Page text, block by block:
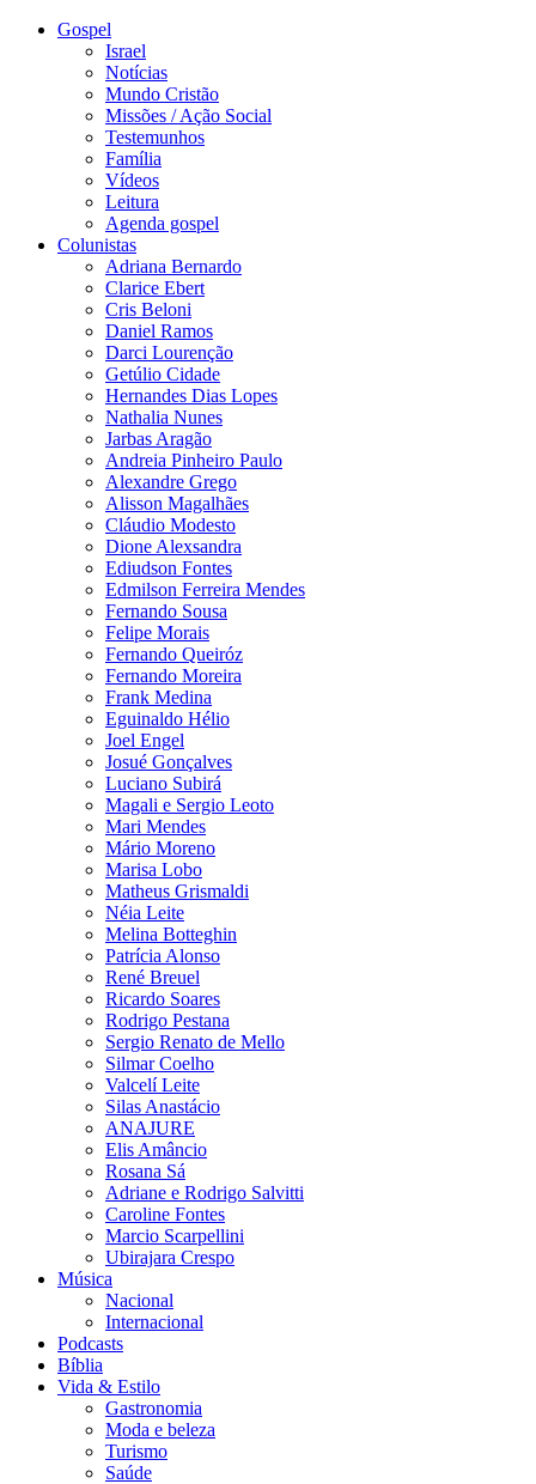
Gospel
Israel
Notícias
Mundo Cristão
Missões / Ação Social
Testemunhos
Família
Vídeos
Leitura
Agenda gospel
Colunistas
Adriana Bernardo
Clarice Ebert
Cris Beloni
Daniel Ramos
Darci Lourenção
Getúlio Cidade
Hernandes Dias Lopes
Nathalia Nunes
Jarbas Aragão
Andreia Pinheiro Paulo
Alexandre Grego
Alisson Magalhães
Cláudio Modesto
Dione Alexsandra
Ediudson Fontes
Edmilson Ferreira Mendes
Fernando Sousa
Felipe Morais
Fernando Queiróz
Fernando Moreira
Frank Medina
Eguinaldo Hélio
Joel Engel
Josué Gonçalves
Luciano Subirá
Magali e Sergio Leoto
Mari Mendes
Mário Moreno
Marisa Lobo
Matheus Grismaldi
Néia Leite
Melina Botteghin
Patrícia Alonso
René Breuel
Ricardo Soares
Rodrigo Pestana
Sergio Renato de Mello
Silmar Coelho
Valcelí Leite
Silas Anastácio
ANAJURE
Elis Amâncio
Rosana Sá
Adriane e Rodrigo Salvitti
Caroline Fontes
Marcio Scarpellini
Ubirajara Crespo
Música
Nacional
Internacional
Podcasts
Bíblia
Vida & Estilo
Gastronomia
Moda e beleza
Turismo
Saúde